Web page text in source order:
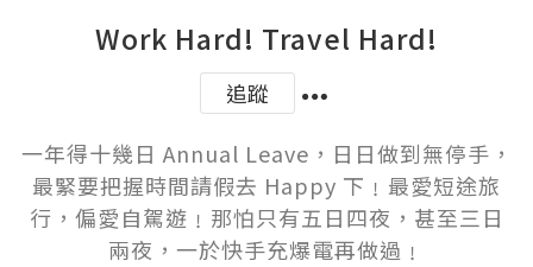
Work Hard! Travel Hard!
追蹤
一年得十幾日 Annual Leave，日日做到無停手，
最緊要把握時間請假去 Happy 下﹗最愛短途旅
行，偏愛自駕遊﹗那怕只有五日四夜，甚至三日
兩夜，一於快手充爆電再做過﹗